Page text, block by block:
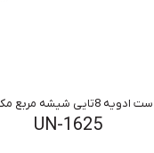
ست ادویه 8تایی شیشه مربع مکعب
UN-1625